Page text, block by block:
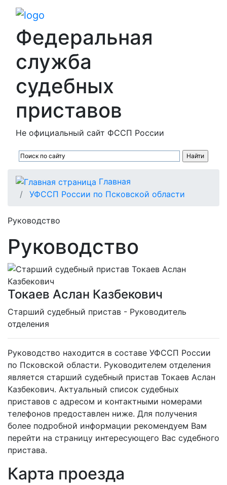
Федеральная
служба
судебных
приставов
Не официальный сайт ФССП России
Главная
УФССП России по Псковской области
Руководство
Руководство
Токаев Аслан Казбекович
Cтарший судебный пристав - Руководитель
отделения
Руководство находится в составе УФССП России
по Псковской области. Руководителем отделения
является старший судебный пристав Токаев Аслан
Казбекович. Актуальный список судебных
приставов с адресом и контактными номерами
телефонов предоставлен ниже. Для получения
более подробной информации рекомендуем Вам
перейти на страницу интересующего Вас судебного
пристава.
Карта проезда